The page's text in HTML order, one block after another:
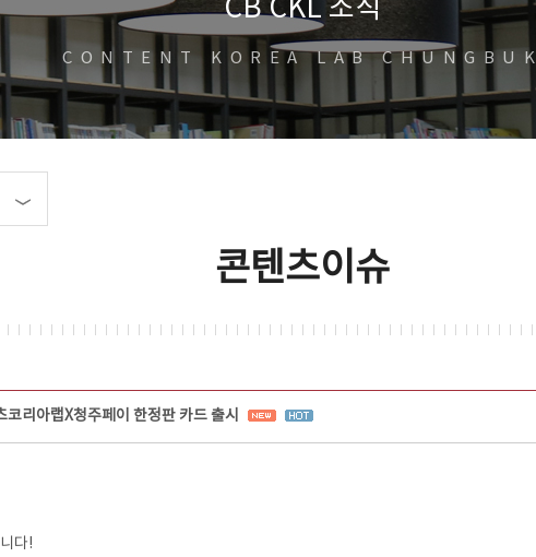
CB CKL 소식
CONTENT KOREA LAB CHUNGBUK
콘텐츠이슈
코리아랩X청주페이 한정판 카드 출시
다!